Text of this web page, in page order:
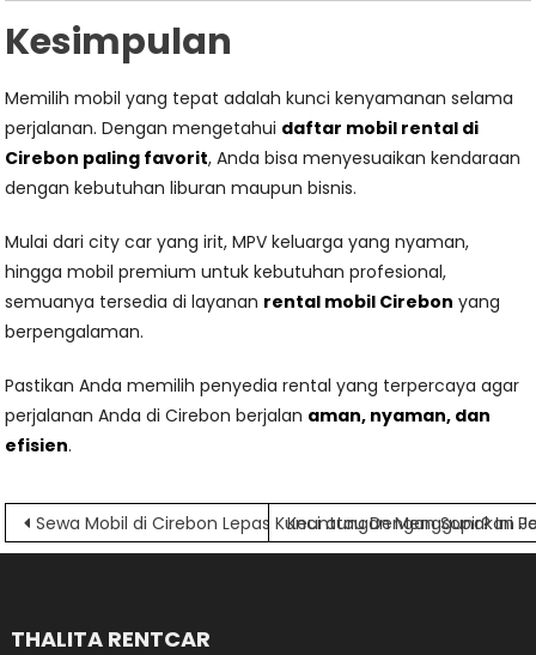
Kesimpulan
Memilih mobil yang tepat adalah kunci kenyamanan selama
perjalanan. Dengan mengetahui daftar mobil rental di
Cirebon paling favorit, Anda bisa menyesuaikan kendaraan
dengan kebutuhan liburan maupun bisnis.
Mulai dari city car yang irit, MPV keluarga yang nyaman,
hingga mobil premium untuk kebutuhan profesional,
semuanya tersedia di layanan rental mobil Cirebon yang
berpengalaman.
Pastikan Anda memilih penyedia rental yang terpercaya agar
perjalanan Anda di Cirebon berjalan aman, nyaman, dan
efisien.
Navigasi
Sewa Mobil di Cirebon Lepas Kunci atau Dengan Sopir? Ini
Keuntungan Menggunakan
THALITA RENTCAR